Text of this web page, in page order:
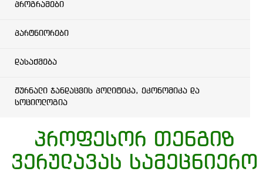
პროგრამები
პარტნიორები
დასაქმება
ჟურნალი ჯანდაცვის პოლიტიკა, ეკონომიკა და
სოციოლოგია
პროფესორ თენგიზ
ვერულავას სამეცნიერო